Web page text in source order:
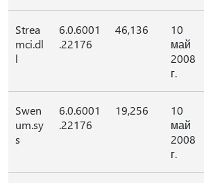
Strea
mci.dl
l
6.0.6001
.22176
46,136
10
май
2008
г.
Swen
um.sy
s
6.0.6001
.22176
19,256
10
май
2008
г.